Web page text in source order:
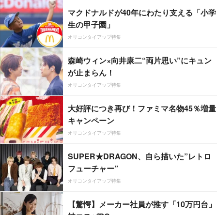
マクドナルドが40年にわたり支える「小学
生の甲子園」
オリコンタイアップ特集
森崎ウィン×向井康二“両片思い”にキュン
が止まらん！
オリコンタイアップ特集
大好評につき再び！ファミマ名物45％増量
キャンペーン
オリコンタイアップ特集
SUPER★DRAGON、自ら描いた”レトロ
フューチャー”
オリコンタイアップ特集
【驚愕】メーカー社員が推す「10万円台」